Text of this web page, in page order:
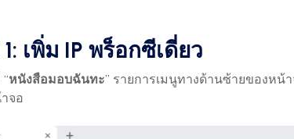
เพิ่ม IP พร็อกซีเดี่ยว
หนังสือมอบฉันทะ” รายการเมนูทางด้านซ้ายของหน้
จอ